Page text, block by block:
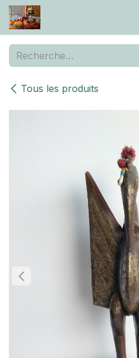
Se rendre au contenu
Tous les produits